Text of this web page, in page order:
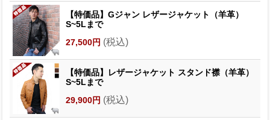
【特価品】Gジャン レザージャケット（羊革）
S~5Lまで
27,500円 (税込)
【特価品】レザージャケット スタンド襟（羊革）
S~5Lまで
29,900円 (税込)